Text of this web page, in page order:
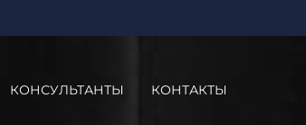
КОНСУЛЬТАНТЫ КОНТАКТЫ